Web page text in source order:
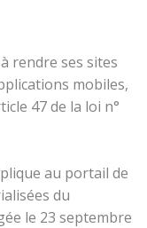
rendre ses sites
mobiles,
47 de la loi n°
au portail de
du
le 23 septembre